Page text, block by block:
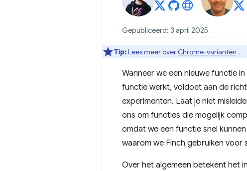
Gepubliceerd: 3 april 2025
Tip:Lees meer over Chrome-varianten .
Wanneer we een nieuwe functie
functie werkt, voldoet aan de
experimenten. Laat je niet
ons om functies die mogelijk
omdat we een functie snel
waarom we Finch gebruiken voor
Over het algemeen betekent het